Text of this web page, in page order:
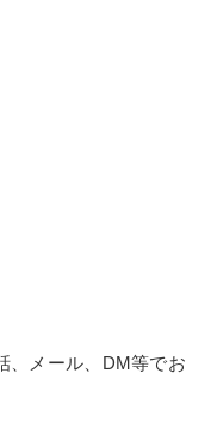
、メール、DM等でお